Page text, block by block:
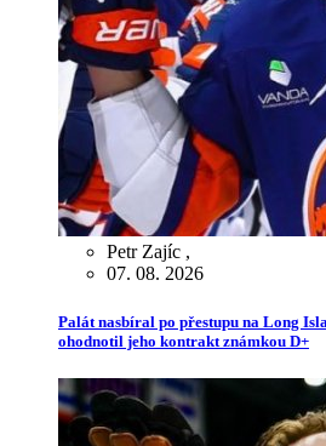
Petr Zajíc ,
07. 08. 2026
Palát nasbíral po přestupu na Long
ohodnotil jeho kontrakt známkou D+